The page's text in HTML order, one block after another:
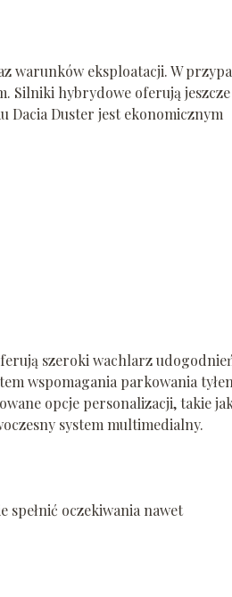
warunków eksploatacji. W
Silniki hybrydowe oferują jeszcze
Dacia Duster jest ekonomicznym
szeroki wachlarz
wspomagania parkowania
opcje personalizacji, takie
system multimedialny.
spełnić oczekiwania nawet